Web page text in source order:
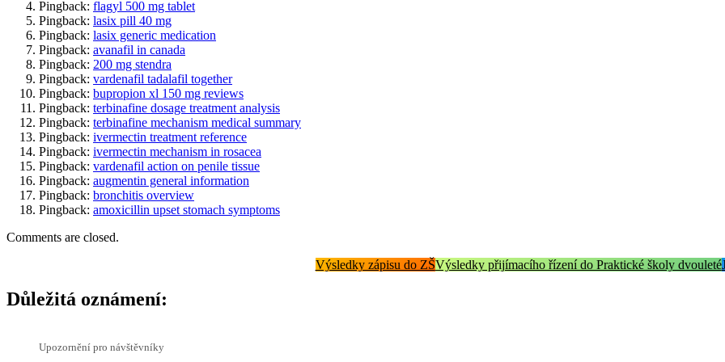
Pingback: flagyl 500 mg tablet
Pingback: lasix pill 40 mg
Pingback: lasix generic medication
Pingback: avanafil in canada
Pingback: 200 mg stendra
Pingback: vardenafil tadalafil together
Pingback: bupropion xl 150 mg reviews
Pingback: terbinafine dosage treatment analysis
Pingback: terbinafine mechanism medical summary
Pingback: ivermectin treatment reference
Pingback: ivermectin mechanism in rosacea
Pingback: vardenafil action on penile tissue
Pingback: augmentin general information
Pingback: bronchitis overview
Pingback: amoxicillin upset stomach symptoms
Comments are closed.
Výsledky zápisu do ZŠVýsledky přijímacího řízení do Praktické školy dvouleté
Důležitá oznámení:
Upozornění pro návštěvníky